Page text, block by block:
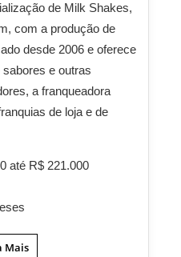
de Milk Shakes,
com a produção de
desde 2006 e oferece
e outras
a franqueadora
de loja e de
até R$ 221.000
Mais